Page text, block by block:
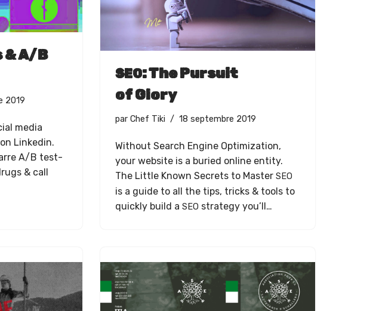
& A/B
2019
media
Linkedin.
A/B test­
& call
SEO: The Pursuit
of Glory
par Chef Tiki 18 septembre 2019
With­out Search Engine Opti­miza­tion,
your web­site is a buried online enti­ty.
The Lit­tle Known Secrets to Mas­ter SEO
is a guide to all the tips, tricks & tools to
quick­ly build a SEO strat­e­gy you’ll…